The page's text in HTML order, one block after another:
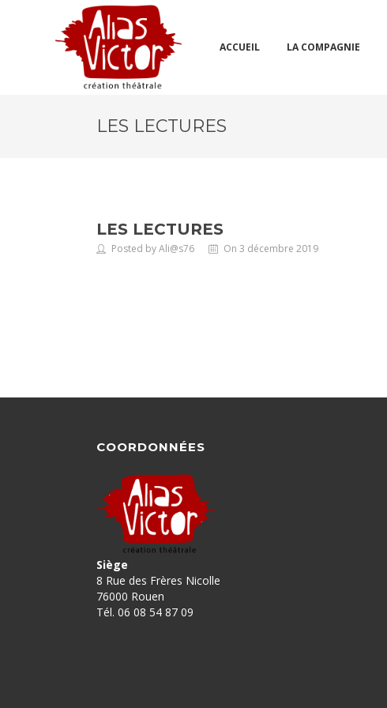
ACCUEIL LA COMPAGNIE
LES LECTURES
LES LECTURES
Posted by Ali@s76 On 3 décembre 2019
COORDONNÉES
Siège
8 Rue des Frères Nicolle
76000 Rouen
Tél. 06 08 54 87 09